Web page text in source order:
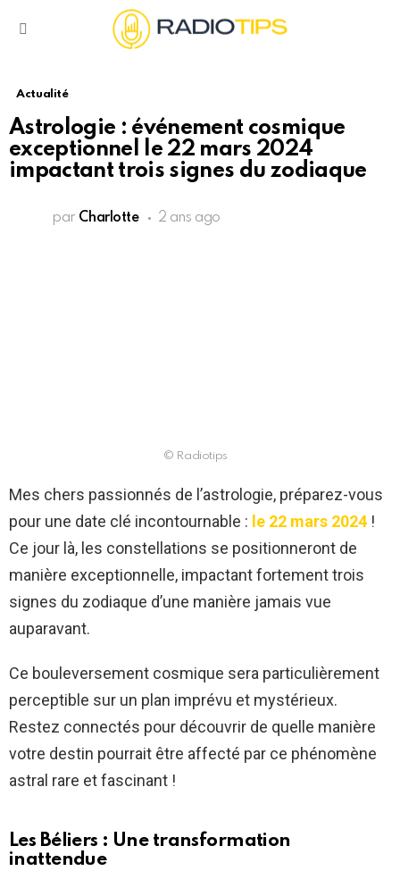
Actualité
Astrologie : événement cosmique
exceptionnel le 22 mars 2024
impactant trois signes du zodiaque
par Charlotte 2 ans ago
© Radiotips
Mes chers passionnés de l’astrologie, préparez-vous
pour une date clé incontournable : le 22 mars 2024 !
Ce jour là, les constellations se positionneront de
manière exceptionnelle, impactant fortement trois
signes du zodiaque d’une manière jamais vue
auparavant.
Ce bouleversement cosmique sera particulièrement
perceptible sur un plan imprévu et mystérieux.
Restez connectés pour découvrir de quelle manière
votre destin pourrait être affecté par ce phénomène
astral rare et fascinant !
Les Béliers : Une transformation
inattendue